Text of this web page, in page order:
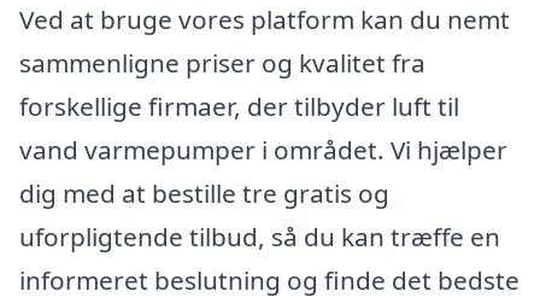
Ved at bruge vores platform kan du nemt
sammenligne priser og kvalitet fra
forskellige firmaer, der tilbyder luft til
vand varmepumper i området. Vi hjælper
dig med at bestille tre gratis og
uforpligtende tilbud, så du kan træffe en
informeret beslutning og finde det bedste